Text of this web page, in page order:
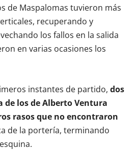
de Maspalomas tuvieron más
recuperando y
los fallos en la salida
en varias ocasiones los
instantes de partido, dos
de los de Alberto Ventura
rasos que no encontraron
de la portería, terminando